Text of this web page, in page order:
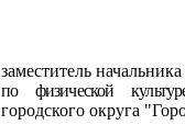
заместитель
по физической
городского округа